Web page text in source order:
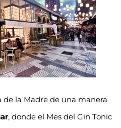
de la Madre de una manera
, donde el Mes del Gin Tonic